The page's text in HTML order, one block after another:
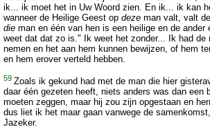
ik... ik moet het in Uw Woord zien. En ik... ik kan
wanneer de Heilige Geest op deze man valt, valt
die man en één van hen is een heilige en de ander
weet dat dat zo is." Ik weet het zonder... Ik had de
nemen en het aan hem kunnen bewijzen, of hem
en hem erover verteld hebben.
59 Zoals ik gekund had met de man die hier
daar één gezeten heeft, niets anders was dan een
moeten zeggen, maar hij zou zijn opgestaan en
dus liet ik het maar gaan vanwege de
Jazeker.